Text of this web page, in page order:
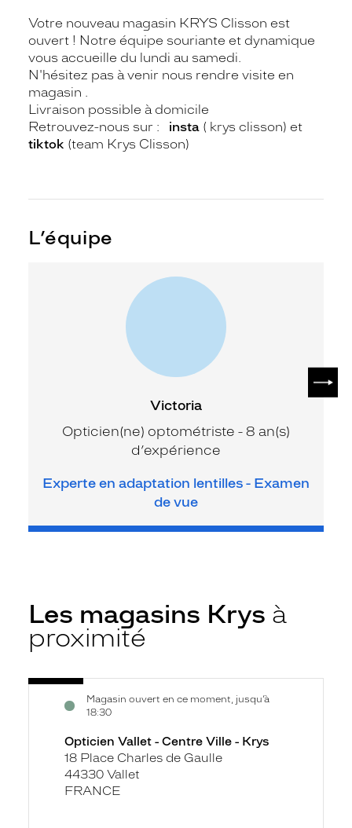
Votre nouveau magasin KRYS Clisson est
ouvert ! Notre équipe souriante et dynamique
vous accueille du lundi au samedi.
N'hésitez pas à venir nous rendre visite en
magasin .
Livraison possible à domicile
Retrouvez-nous sur : insta ( krys clisson) et
tiktok (team Krys Clisson)
L’équipe
Victoria
Opticien(ne) optométriste - 8 an(s)
d’expérience
Experte en adaptation lentilles - Examen
de vue
Les magasins Krys à
proximité
Opticien
Vallet
Centre
Magasin ouvert en ce moment, jusqu’à
18:30
Voir
Opticien Vallet - Centre Ville - Krys
18 Place Charles de Gaulle
44330 Vallet
FRANCE